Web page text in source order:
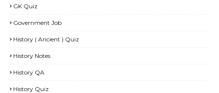
GK Quiz
Government Job
History ( Ancient ) Quiz
History Notes
History QA
History Quiz